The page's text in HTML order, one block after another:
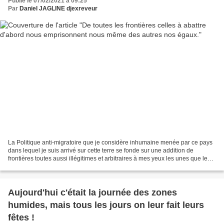
Par Daniel JAGLINE djexreveur
La Politique anti-migratoire que je considère inhumaine menée par ce pays
dans lequel je suis arrivé sur cette terre se fonde sur une addition de
frontières toutes aussi illégitimes et arbitraires à mes yeux les unes que les
Aujourd'hui c'était la journée des zones
humides, mais tous les jours on leur fait leurs
fêtes !